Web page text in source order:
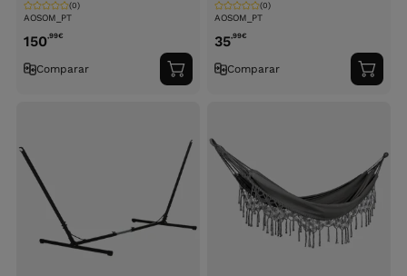
AOSOM_PT
(0)
150,99€
Comparar
Adicionar
ao
AOSOM_PT
(0)
35,99€
Comparar
ao